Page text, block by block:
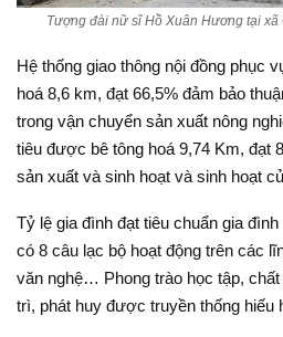
Tượng đài nữ sĩ Hồ Xuân Hương tại
Hệ thống giao thông nội đồng phục
hoá 8,6 km, đạt 66,5% đảm bảo
trong vận chuyển sản xuất nông
tiêu được bê tông hoá 9,74 Km, đạt
sản xuất và sinh hoạt và sinh hoạt
Tỷ lệ gia đình đạt tiêu chuẩn gia
có 8 câu lạc bộ hoạt động trên các
văn nghệ… Phong trào học tập,
trì, phát huy được truyền thống hiếu